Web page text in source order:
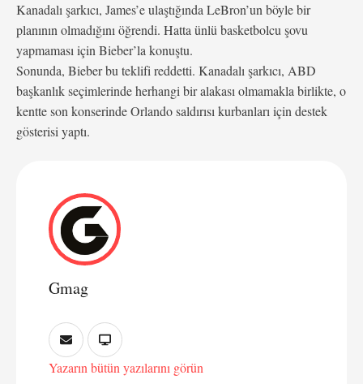
Kanadalı şarkıcı, James’e ulaştığında LeBron’un böyle bir
planının olmadığını öğrendi. Hatta ünlü basketbolcu şovu
yapmaması için Bieber’la konuştu.
Sonunda, Bieber bu teklifi reddetti. Kanadalı şarkıcı, ABD
başkanlık seçimlerinde herhangi bir alakası olmamakla birlikte, o
kentte son konserinde Orlando saldırısı kurbanları için destek
gösterisi yaptı.
Gmag
Yazarın bütün yazılarını görün